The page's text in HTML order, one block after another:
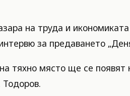
на труда и
за предаването
тяхно място ще се появят